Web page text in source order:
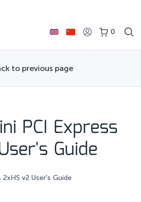
0
to previous page
PCI Express
Guide
2xHS v2 User's Guide